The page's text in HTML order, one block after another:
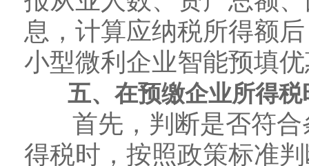
息，计算应纳税所得额
小型微利企业智能预填
五、在预缴企业所得税
首先，判断是否符合
得税时，按照政策标准